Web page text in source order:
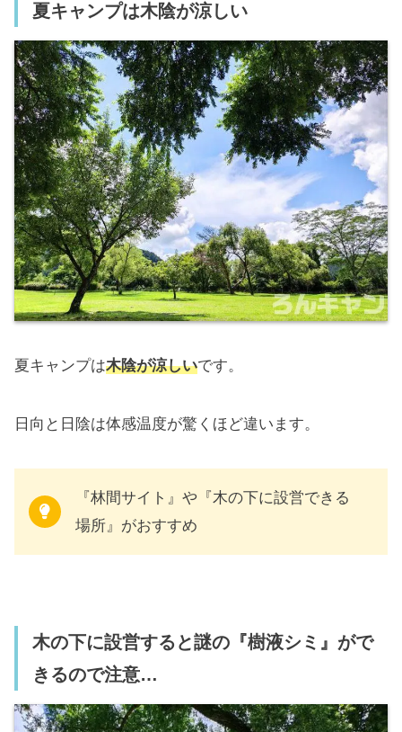
夏キャンプは木陰が涼しい
夏キャンプは木陰が涼しいです。
日向と日陰は体感温度が驚くほど違います。
『林間サイト』や『木の下に設営できる
場所』がおすすめ
木の下に設営すると謎の『樹液シミ』がで
きるので注意…